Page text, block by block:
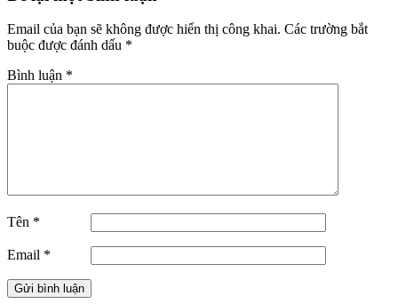
Email của bạn sẽ không được hiển thị công khai. Các trường bắt
buộc được đánh dấu *
Bình luận *
Tên *
Email *